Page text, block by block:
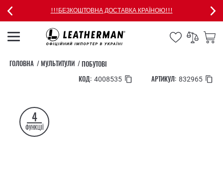
!!!БЕЗКОШТОВНА ДОСТАВКА КРАЇНОЮ!!!
ГОЛОВНА МУЛЬТИТУЛИ
ПОБУТОВІ
КОД: 4008535 АРТИКУЛ: 832965
4
ФУНКЦІЇ